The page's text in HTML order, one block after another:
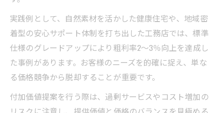
実践例として、自然素材を活かした健康住宅や、地域密
着型の安心サポート体制を打ち出した工務店では、標準
仕様のグレードアップにより粗利率2～3％向上を達成し
た事例があります。お客様のニーズを的確に捉え、単な
る価格競争から脱却することが重要です。
付加価値提案を行う際は、過剰サービスやコスト増加の